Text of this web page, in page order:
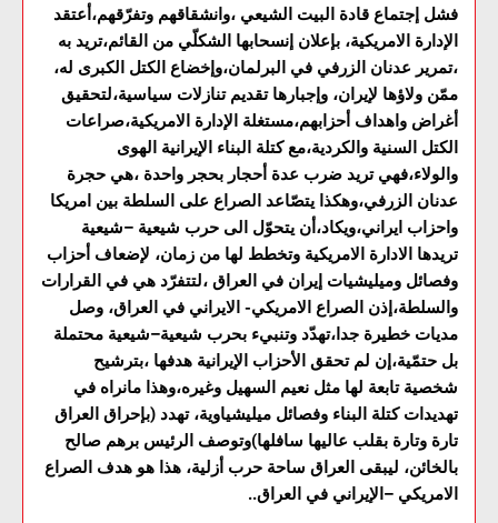
فشل إجتماع قادة البيت الشيعي ،وانشقاقهم وتفرّقهم،أعتقد
الإدارة الامريكية، بإعلان إنسحابها الشكلّي من القائم،تريد به
،تمرير عدنان الزرفي في البرلمان،وإخضاع الكتل الكبرى له،
ممّن ولاؤها لإيران، وإجبارها تقديم تنازلات سياسية،لتحقيق
أغراض واهداف أحزابهم،مستغلة الإدارة الامريكية،صراعات
الكتل السنية والكردية،مع كتلة البناء الإيرانية الهوى
والولاء،فهي تريد ضرب عدة أحجار بحجر واحدة ،هي حجرة
عدنان الزرفي،وهكذا يتصّاعد الصراع على السلطة بين امريكا
واحزاب ايراني،ويكاد،أن يتحوّل الى حرب شيعية –شيعية
تريدها الادارة الامريكية وتخطط لها من زمان، لإضعاف أحزاب
وفصائل وميليشيات إيران في العراق ،لتتفرّد هي في القرارات
والسلطة،إذن الصراع الامريكي- الايراني في العراق، وصل
مديات خطيرة جدا،تهدّد وتنبيء بحرب شيعية–شيعية محتملة
بل حتمّية،إن لم تحقق الأحزاب الإيرانية هدفها ،بترشيح
شخصية تابعة لها مثل نعيم السهيل وغيره،وهذا مانراه في
تهديدات كتلة البناء وفصائل ميليشياوية، تهدد (بإحراق العراق
تارة وتارة بقلب عاليها سافلها)وتوصف الرئيس برهم صالح
بالخائن، ليبقى العراق ساحة حرب أزلية، هذا هو هدف الصراع
الامريكي –الإيراني في العراق..